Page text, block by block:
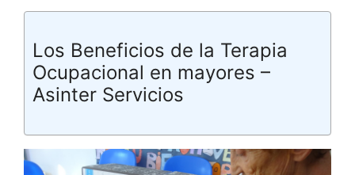
Los Beneficios de la Terapia
Ocupacional en mayores –
Asinter Servicios